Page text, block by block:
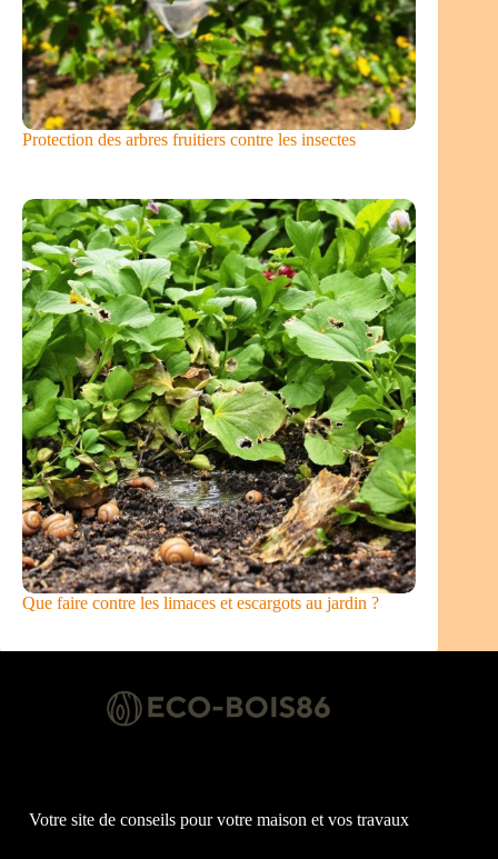
Protection des arbres fruitiers contre les insectes
Que faire contre les limaces et escargots au jardin ?
Votre site de conseils pour votre maison et vos travaux